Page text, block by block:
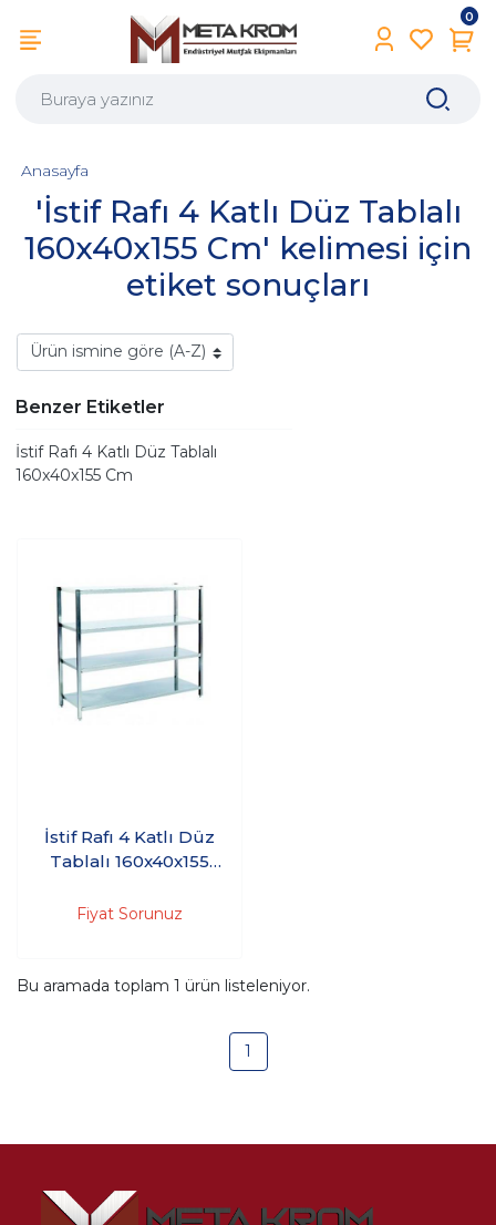
0
'İstif Rafı 4 Katlı Düz Tablalı
160x40x155 Cm' kelimesi için
etiket sonuçları
Anasayfa
Benzer Etiketler
İstif Rafı 4 Katlı Düz Tablalı
160x40x155 Cm
İstif Rafı 4 Katlı Düz
Tablalı 160x40x155
Fiyat Sorunuz
Bu aramada toplam 1 ürün listeleniyor.
1